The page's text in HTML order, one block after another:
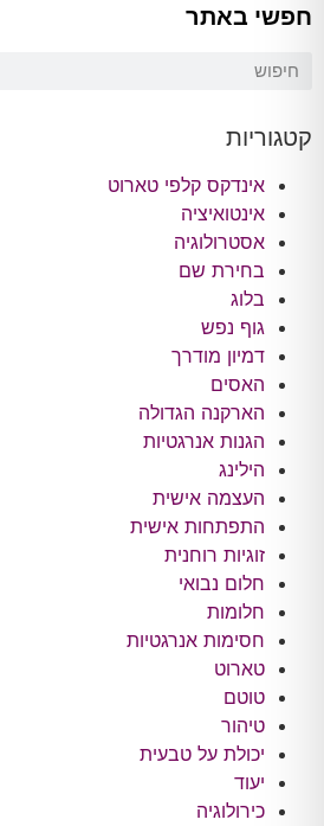
חפשי באתר
קטגוריות
אינדקס קלפי טארוט
אינטואיציה
אסטרולוגיה
בחירת שם
בלוג
גוף נפש
דמיון מודרך
האסים
הארקנה הגדולה
הגנות אנרגטיות
הילינג
העצמה אישית
התפתחות אישית
זוגיות רוחנית
חלום נבואי
חלומות
חסימות אנרגטיות
טארוט
טוטם
טיהור
יכולת על טבעית
יעוד
כירולוגיה